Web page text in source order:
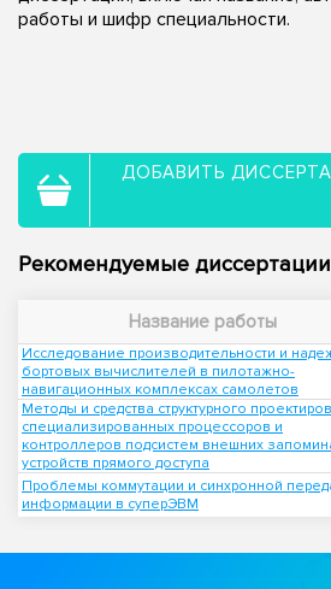
работы и шифр специальности.
ДОБАВИТЬ
Рекомендуемые
Название работы
Исследование производительности и
бортовых вычислителей в пилотажно-
навигационных комплексах самолетов
Методы и средства структурного
специализированных процессоров и
контроллеров подсистем внешних
устройств прямого доступа
Проблемы коммутации и синхронной
информации в суперЭВМ